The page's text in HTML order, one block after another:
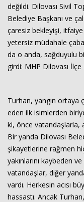
değildi. Dilovası Sivil
Belediye Başkanı ve
çaresiz bekleyişi, itfaiye
yetersiz müdahale
da o anda, sağduyulu
girdi: MHP Dilovası İlçe
Turhan, yangın ortaya
eden ilk isimlerden
ki, önce vatandaşlarla,
Bir yanda Dilovası
şikayetlerine rağmen
yakınlarını kaybeden
vatandaşlar, diğer
vardı. Herkesin acısı
hassastı. Ancak